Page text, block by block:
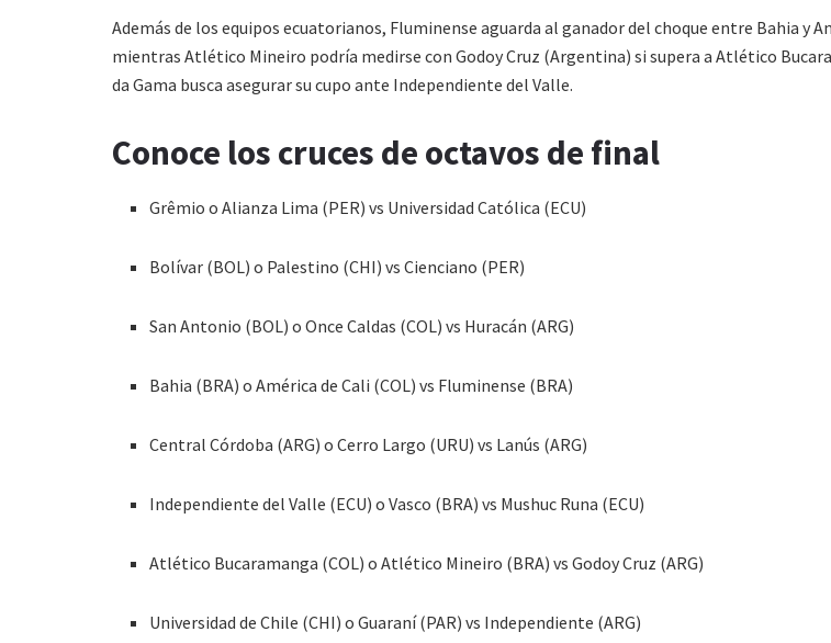
Además de los equipos ecuatorianos, Fluminense aguarda al ganador del choque entre Bahia y
mientras Atlético Mineiro podría medirse con Godoy Cruz (Argentina) si supera a Atlético
da Gama busca asegurar su cupo ante Independiente del Valle.
Conoce los cruces de octavos de final
Grêmio o Alianza Lima (PER) vs Universidad Católica (ECU)
Bolívar (BOL) o Palestino (CHI) vs Cienciano (PER)
San Antonio (BOL) o Once Caldas (COL) vs Huracán (ARG)
Bahia (BRA) o América de Cali (COL) vs Fluminense (BRA)
Central Córdoba (ARG) o Cerro Largo (URU) vs Lanús (ARG)
Independiente del Valle (ECU) o Vasco (BRA) vs Mushuc Runa (ECU)
Atlético Bucaramanga (COL) o Atlético Mineiro (BRA) vs Godoy Cruz (ARG)
Universidad de Chile (CHI) o Guaraní (PAR) vs Independiente (ARG)